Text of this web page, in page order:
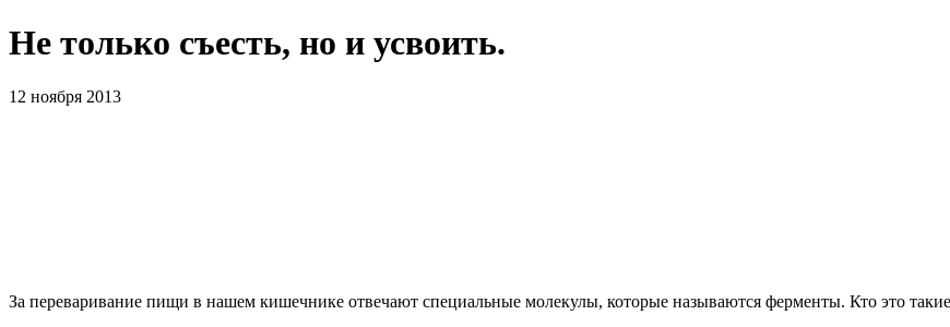
Не только съесть, но и усвоить.
12 ноября 2013
За переваривание пищи в нашем кишечнике отвечают специальные молекулы, которые называются ферменты. Кто это